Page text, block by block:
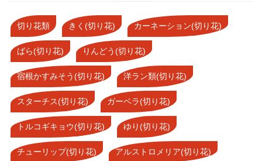
切り花類 きく(切り花) カーネーション(切り花)
ばら(切り花) りんどう(切り花)
宿根かすみそう(切り花) 洋ラン類(切り花)
スターチス(切り花) ガーベラ(切り花)
トルコギキョウ(切り花) ゆり(切り花)
チューリップ(切り花) アルストロメリア(切り花)